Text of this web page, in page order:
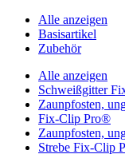
Alle anzeigen
Basisartikel
Zubehör
Alle anzeigen
Schweißgitter
Zaunpfosten,
Fix-Clip Pro®
Zaunpfosten,
Strebe Fix-Clip